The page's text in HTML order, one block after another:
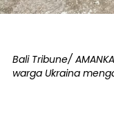
Bali Tribune/
warga Ukraina